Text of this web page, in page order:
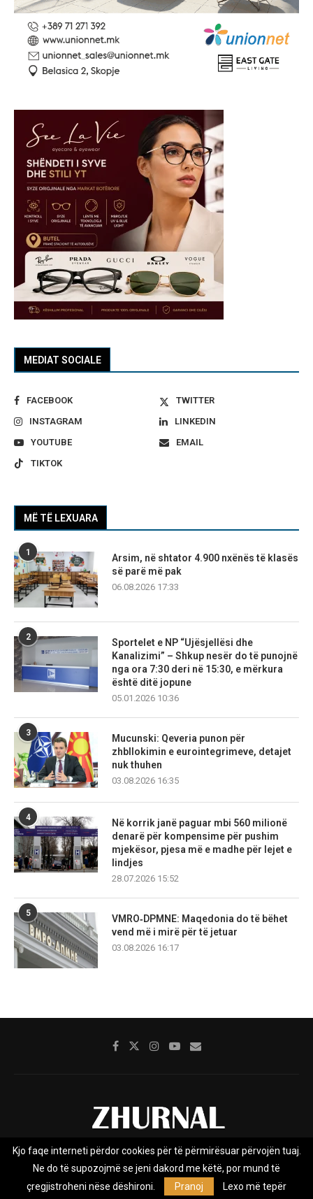
MEDIAT SOCIALE
FACEBOOK
TWITTER
INSTAGRAM
LINKEDIN
YOUTUBE
EMAIL
TIKTOK
MË TË LEXUARA
1
Arsim, në shtator 4.900 nxënës të klasës
së parë më pak
06.08.2026 17:33
2
Sportelet e NP “Ujësjellësi dhe
Kanalizimi” – Shkup nesër do të punojnë
nga ora 7:30 deri në 15:30, e mërkura
është ditë jopune
05.01.2026 10:36
3
Mucunski: Qeveria punon për
zhbllokimin e eurointegrimeve, detajet
nuk thuhen
03.08.2026 16:35
4
Në korrik janë paguar mbi 560 milionë
denarë për kompensime për pushim
mjekësor, pjesa më e madhe për lejet e
lindjes
28.07.2026 15:52
5
VMRO‑DPMNE: Maqedonia do të bëhet
vend më i mirë për të jetuar
03.08.2026 16:17
Rreth nesh Impresumi Marketing
Privacy Policy
Kjo faqe interneti përdor cookies për të përmirësuar përvojën tuaj.
Ne do të supozojmë se jeni dakord me këtë, por mund të
çregjistroheni nëse dëshironi.
Pranoj Lexo më tepër